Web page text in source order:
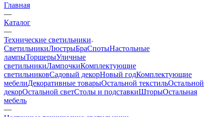
Главная
—
Каталог
—
Технические светильники
СветильникиЛюстрыБраСпотыНастольные
лампыТоршерыУличные
светильникиЛампочкиКомплектующие
светильниковСадовый декорНовый годКомплектующие
мебелиДекоративные товарыОстальной текстильОстальной
декорОстальной светСтолы и подставкиШторыОстальная
мебель
—